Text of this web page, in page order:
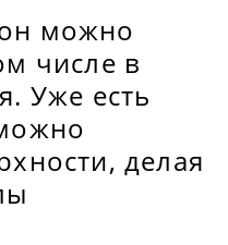
можно
числе в
Уже есть
делая